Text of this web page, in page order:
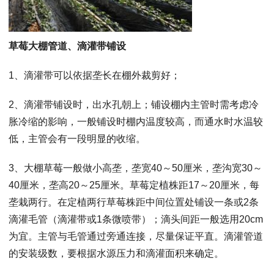
草莓大棚管道、滴灌带铺设
1、滴灌带可以依据垄长在棚外裁剪好；
2、滴灌带铺设时，出水孔朝上；铺设棚内主管时需考虑冷
胀冷缩的影响，一般铺设时棚内温度较高，而通水时水温较
低，主管会有一段明显的收缩。
3、大棚草莓一般做小高垄，垄宽40～50厘米，垄沟宽30～
40厘米，垄高20～25厘米。草莓定植株距17～20厘米，每
垄栽两行。在定植两行草莓株距中间位置处铺设一条或2条
滴灌毛管（滴灌带或1条微喷带）；滴头间距一般选用20cm
为宜。主管与毛管通过旁通连接，尽量保证平直。滴灌管道
的安装级数，要根据水源压力和滴灌面积来确定。